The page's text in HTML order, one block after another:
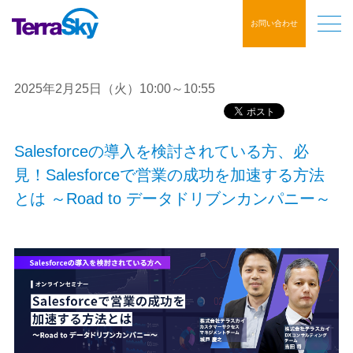
お問い合わせ
2025年2月25日（火）10:00～10:55
Salesforceの導入を検討されている方、必
見！Salesforceで営業の成功を加速する方法
とは ～Road to データドリブンカンパニー～